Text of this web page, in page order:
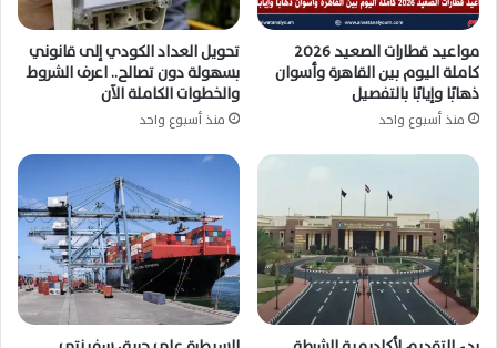
مواعيد قطارات الصعيد 2026
كاملة اليوم بين القاهرة وأسوان
ذهابًا وإيابًا بالتفصيل
منذ أسبوع واحد
تحويل العداد الكودي إلى قانوني
بسهولة دون تصالح.. اعرف الشروط
والخطوات الكاملة الآن
منذ أسبوع واحد